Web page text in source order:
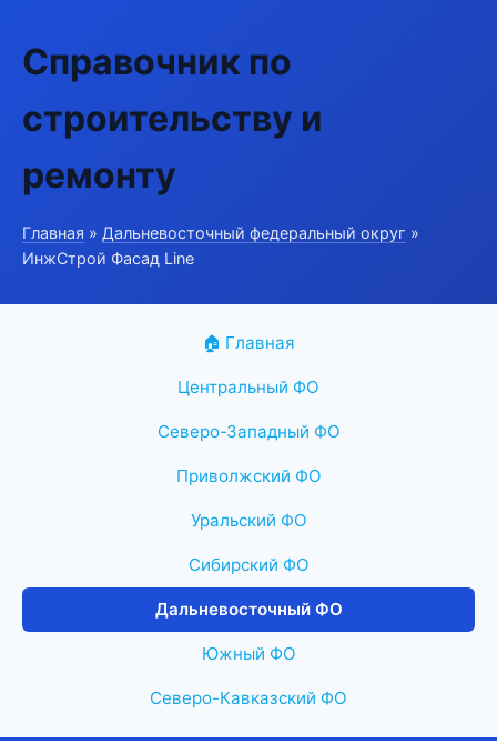
Справочник по
строительству и
ремонту
Главная » Дальневосточный федеральный округ »
ИнжСтрой Фасад Line
🏠 Главная
Центральный ФО
Северо-Западный ФО
Приволжский ФО
Уральский ФО
Сибирский ФО
Дальневосточный ФО
Южный ФО
Северо-Кавказский ФО